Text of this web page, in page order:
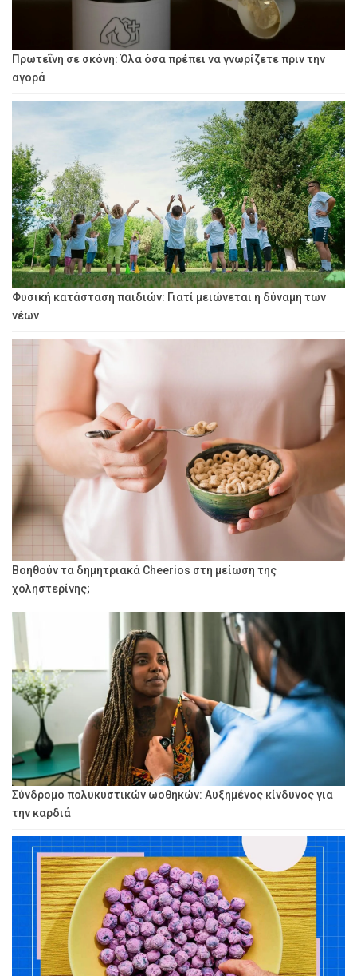
Πρωτεΐνη σε σκόνη: Όλα όσα πρέπει να γνωρίζετε πριν την
αγορά
Φυσική κατάσταση παιδιών: Γιατί μειώνεται η δύναμη των
νέων
Βοηθούν τα δημητριακά Cheerios στη μείωση της
χοληστερίνης;
Σύνδρομο πολυκυστικών ωοθηκών: Αυξημένος κίνδυνος για
την καρδιά